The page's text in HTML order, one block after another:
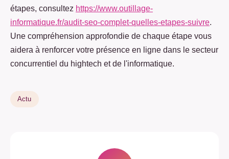
étapes, consultez https://www.outillage-
informatique.fr/audit-seo-complet-quelles-etapes-suivre.
Une compréhension approfondie de chaque étape vous
aidera à renforcer votre présence en ligne dans le secteur
concurrentiel du hightech et de l'informatique.
Actu